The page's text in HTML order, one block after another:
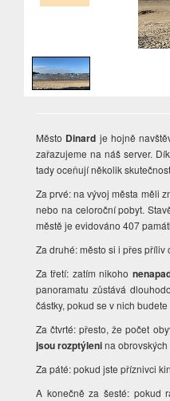
Město Dinard je hojně
zařazujeme na náš server.
tady oceňují několik
Za prvé: na vývoj města měli
nebo na celoroční pobyt.
městě je evidováno 407
Za druhé: město si i přes
Za třetí: zatím nikoho
panoramatu zůstává
částky, pokud se v nich
Za čtvrté: přesto, že počet
jsou rozptýlenina
Za páté: pokud jste příznivci
A konečně za šesté: pokud